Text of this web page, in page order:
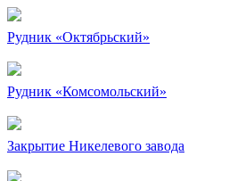
Рудник «Октябрьский»
Рудник «Комсомольский»
Закрытие Никелевого завода